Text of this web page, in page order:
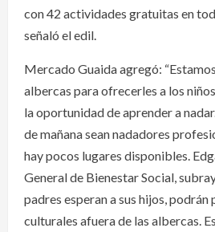
con 42 actividades gratuitas en
señaló el edil.
Mercado Guaida agregó:
albercas para ofrecerles a los
la oportunidad de aprender a
de mañana sean nadadores
hay pocos lugares disponibles.
General de Bienestar Social,
padres esperan a sus hijos,
culturales afuera de las albercas.